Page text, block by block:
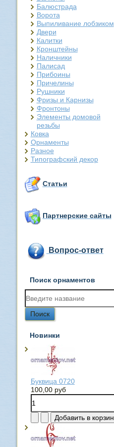
Балюстрада
Ворота
Выпиливание лобзиком
Двери
Калитки
Кронштейны
Наличники
Палисад
Прибоины
Причелины
Рушники
Фризы и Карнизы
Фронтоны
Элементы домовой
резьбы
Ковка
Орнаменты
Разное
Типографский декор
Статьи
Партнерские сайты
Вопрос-ответ
Поиск орнаментов
Новинки
Буквица 0720
100,00 руб